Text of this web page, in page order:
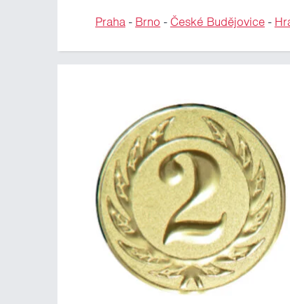
Praha- Brno - České Budějovice-